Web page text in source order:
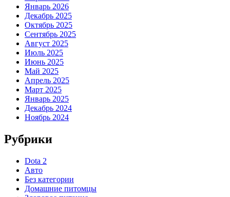
Январь 2026
Декабрь 2025
Октябрь 2025
Сентябрь 2025
Август 2025
Июль 2025
Июнь 2025
Май 2025
Апрель 2025
Март 2025
Январь 2025
Декабрь 2024
Ноябрь 2024
Рубрики
Dota 2
Авто
Без категории
Домашние питомцы